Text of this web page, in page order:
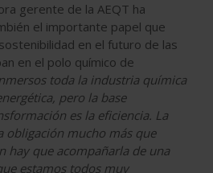
gerente de la AEQT ha
el importante papel que
en el futuro de las
en el polo químico de
toda la industria química
pero la base
es la eficiencia. La
obligación mucho más que
hay que acompañarla de una
estamos todos muy